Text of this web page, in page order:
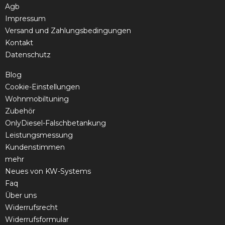
Agb
Impressum
Versand und Zahlungsbedingungen
Kontakt
Datenschutz
Blog
Cookie-Einstellungen
Wohnmobiltuning
Zubehör
OnlyDiesel-Falschbetankung
Leistungsmessung
Kundenstimmen
mehr
Neues von KW-Systems
Faq
Über uns
Widerrufsrecht
Widerrufsformular